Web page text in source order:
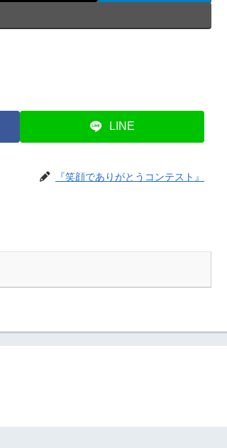
LINE
『笑顔でありがとうコンテスト』